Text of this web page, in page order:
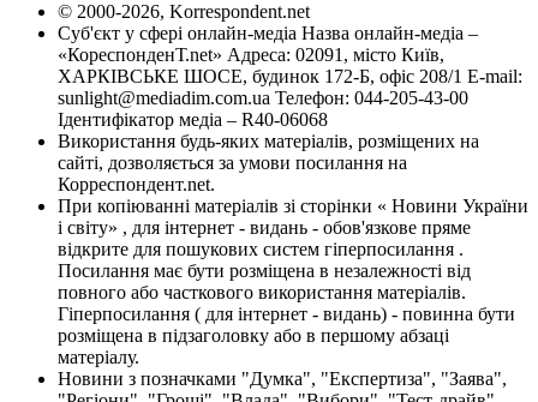
© 2000-2026, Korrespondent.net
Суб'єкт у сфері онлайн-медіа Назва онлайн-медіа –
«КореспонденТ.net» Адреса: 02091, місто Київ,
ХАРКІВСЬКЕ ШОСЕ, будинок 172-Б, офіс 208/1 E-mail:
sunlight@mediadim.com.ua Телефон: 044-205-43-00
Ідентифікатор медіа – R40-06068
Використання будь-яких матеріалів, розміщених на
сайті, дозволяється за умови посилання на
Корреспондент.net.
При копіюванні матеріалів зі сторінки « Новини України
і світу» , для інтернет - видань - обов'язкове пряме
відкрите для пошукових систем гіперпосилання .
Посилання має бути розміщена в незалежності від
повного або часткового використання матеріалів.
Гіперпосилання ( для інтернет - видань) - повинна бути
розміщена в підзаголовку або в першому абзаці
матеріалу.
Новини з позначками "Думка", "Експертиза", "Заява",